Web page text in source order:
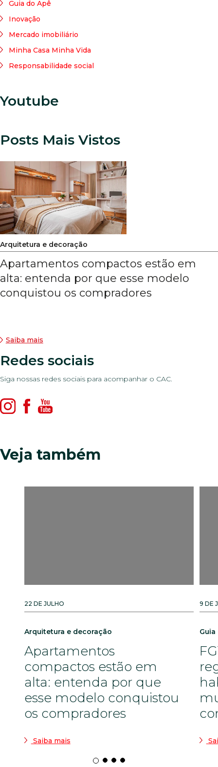
Guia do Apê
Inovação
Mercado imobiliário
Minha Casa Minha Vida
Responsabilidade social
Youtube
Posts Mais Vistos
Arquitetura e decoração
Apartamentos compactos estão em
alta: entenda por que esse modelo
conquistou os compradores
Saiba mais
Redes sociais
Siga nossas redes sociais para acompanhar o CAC.
Veja também
22 DE JULHO
Arquitetura e decoração
Apartamentos
compactos estão em
alta: entenda por que
esse modelo conquistou
os compradores
Saiba mais
9 DE